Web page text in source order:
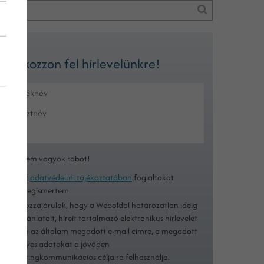
Iratkozzon fel hírlevelünkre!
Nem vagyok robot!
Az adatvédelmi tájékoztatóban foglaltakat
megismertem
Hozzájárulok, hogy a Weboldal határozatlan ideig
ajánlatait, híreit tartalmazó elektronikus hírlevelet
küldjön az általam megadott e-mail címre, a megadott
személyes adatokat a jövőben
marketingkommunikációs céljaira felhasználja.